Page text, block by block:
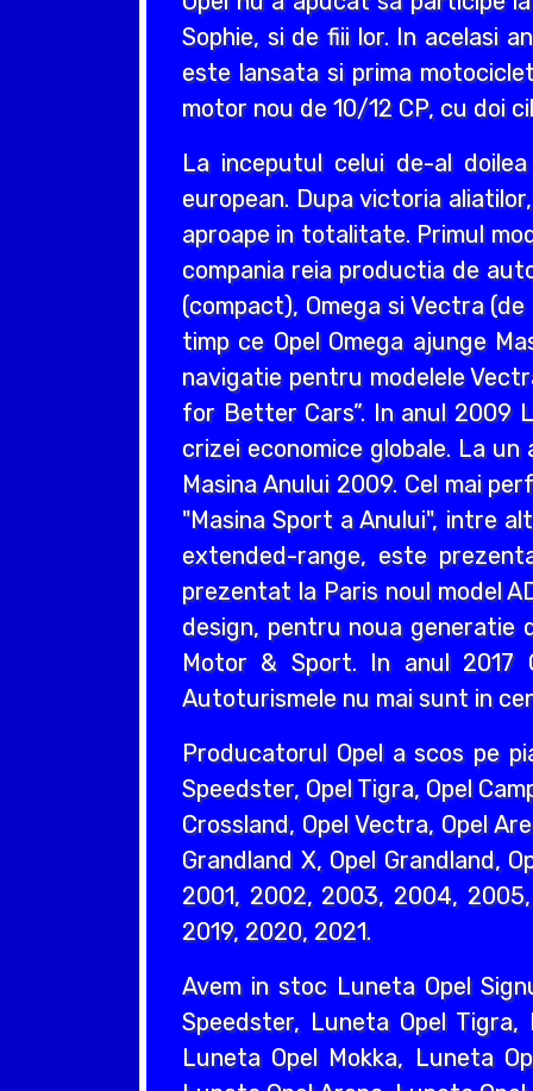
Sophie, si de fiii lor. In acelasi
este lansata si prima
motor nou de 10/12 CP, cu doi
La inceputul celui de-al
european. Dupa victoria
aproape in totalitate. Primul
compania reia productia de
(compact), Omega si Vectra
timp ce Opel Omega ajunge
navigatie pentru modelele
for Better Cars”. In anul 2009
crizei economice globale. La
Masina Anului 2009. Cel mai
"Masina Sport a Anului", intre
extended-range, este
prezentat la Paris noul model
design, pentru noua generatie
Motor & Sport. In anul 2017
Autoturismele nu mai sunt in
Producatorul Opel a scos pe
Speedster, Opel Tigra, Opel
Crossland, Opel Vectra, Opel
Grandland X, Opel Grandland,
2001, 2002, 2003, 2004,
2019, 2020, 2021.
Avem in stoc Luneta Opel
Speedster, Luneta Opel Tigra,
Luneta Opel Mokka, Luneta